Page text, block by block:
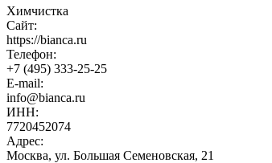
Химчистка
Сайт:
https://bianca.ru
Телефон:
+7 (495) 333-25-25
E-mail:
info@bianca.ru
ИНН:
7720452074
Адрес:
Москва, ул. Большая Семеновская, 21